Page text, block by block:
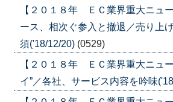
【２０１８年 ＥＣ業界重大ニュ
ース、相次ぐ参入と撤退／売り上
須('18/12/20) (0529)
【２０１８年 ＥＣ業界重大ニュ
イ”／各社、サービス内容を吟味